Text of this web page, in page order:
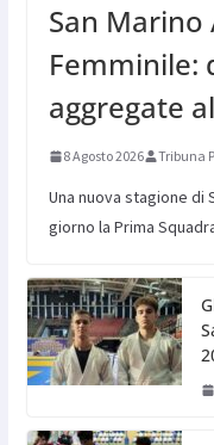
San Marino
Femminile:
aggregate
8 Agosto 2026 Tribuna
Una nuova stagione di
giorno la Prima